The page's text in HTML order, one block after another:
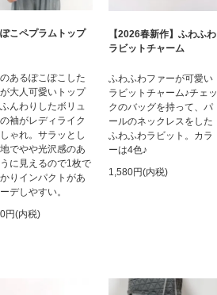
こペプラムトップ
あるぽこぽこした
大人可愛いトップ
んわりしたボリュ
袖がレディライク
ゃれ。サラッとし
でやや光沢感のあ
に見えるので1枚で
りインパクトがあ
デしやすい。
円(内税)
【2026春新作】ふわふわ
ラビットチャーム
ふわふわファーが可愛い
ラビットチャーム♪チェッ
クのバッグを持って、パ
ールのネックレスをした
ふわふわラビット。カラ
ーは4色♪
1,580円(内税)